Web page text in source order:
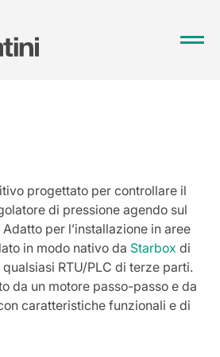
progettato per controllare il
di pressione agendo sul
per l’installazione in aree
in modo nativo da Starbox di
RTU/PLC di terze parti.
da un motore passo-passo e da
caratteristiche funzionali e di